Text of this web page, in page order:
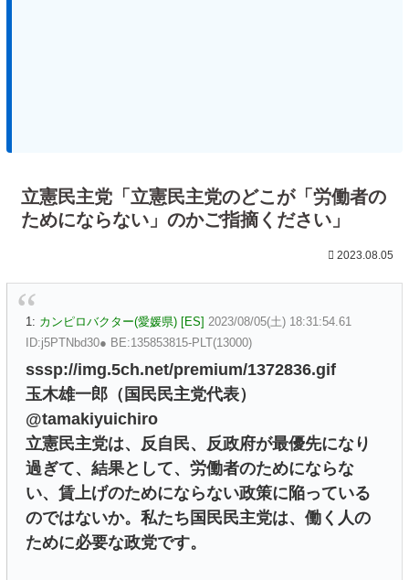
立憲民主党「立憲民主党のどこが「労働者の
ためにならない」のかご指摘ください」
2023.08.05
1: カンピロバクター(愛媛県) [ES] 2023/08/05(土) 18:31:54.61
ID:j5PTNbd30● BE:135853815-PLT(13000)
sssp://img.5ch.net/premium/1372836.gif
玉木雄一郎（国民民主党代表）
@tamakiyuichiro
立憲民主党は、反自民、反政府が最優先になり
過ぎて、結果として、労働者のためにならな
い、賃上げのためにならない政策に陥っている
のではないか。私たち国民民主党は、働く人の
ために必要な政党です。